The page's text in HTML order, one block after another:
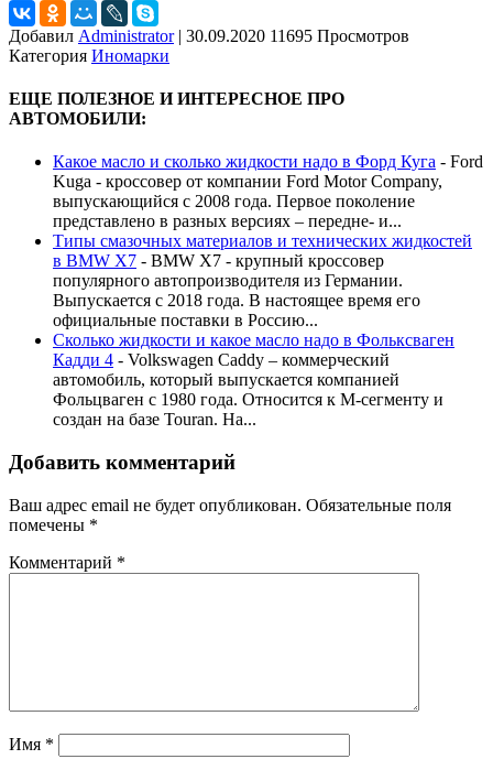
Добавил Administrator | 30.09.2020 11695 Просмотров
Категория Иномарки
ЕЩЕ ПОЛЕЗНОЕ И ИНТЕРЕСНОЕ ПРО
АВТОМОБИЛИ:
Какое масло и сколько жидкости надо в Форд Куга - Ford
Kuga - кроссовер от компании Ford Motor Company,
выпускающийся с 2008 года. Первое поколение
представлено в разных версиях – передне- и...
Типы смазочных материалов и технических жидкостей
в BMW X7 - BMW X7 - крупный кроссовер
популярного автопроизводителя из Германии.
Выпускается с 2018 года. В настоящее время его
официальные поставки в Россию...
Cколько жидкости и какое масло надо в Фольксваген
Кадди 4 - Volkswagen Caddy – коммерческий
автомобиль, который выпускается компанией
Фольцваген с 1980 года. Относится к М-сегменту и
создан на базе Touran. На...
Добавить комментарий
Ваш адрес email не будет опубликован. Обязательные поля
помечены *
Комментарий *
Имя *